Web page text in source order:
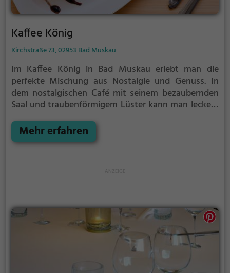
Kaffee König
Kirchstraße 73, 02953 Bad Muskau
Im Kaffee König in Bad Muskau erlebt man die
perfekte Mischung aus Nostalgie und Genuss. In
dem nostalgischen Café mit seinem bezaubernden
Saal und traubenförmigem Lüster kann man leckere
mit live Unterhaltung genießen. Doch das ist noch
längst nicht alles, denn hier erwarten einen auch
einladende Atmosphäre, spüre das gemütliche
Ambiente und probiere das vielfältige
gastronomische Angebot im Kaffee König.
Mehr erfahren